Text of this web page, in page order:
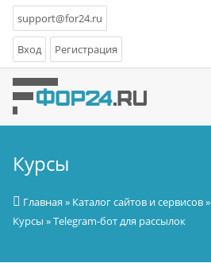
support@for24.ru
Вход Регистрация
Курсы
Главная » Каталог сайтов и сервисов»
Курсы » Telegram-бот для рассылок